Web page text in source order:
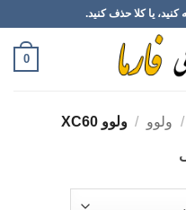
کنید، یا کلا حذف کنید.
0
/ ولوو / ولوو XC60